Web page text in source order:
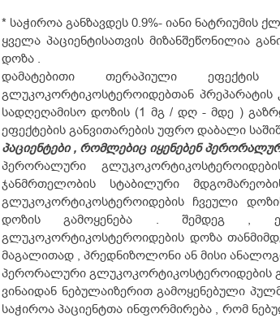
* საჭიროა განზავდეს 0.9%- იანი
ყველა პაციენტისათვის მიზანშეწონილია
დოზა .
დამატებითი თერაპიული
გლუკოკორტიკოსტეროიდებთან პრეპარატის
სადღეღამისო დოზის (1 მგ / დღ - მდე )
ეფექტების განვითარების უფრო დაბალი
პაციენტები , რომლებიც იყენებენ
პერორალური
ჯანმრთელობის სტაბილური
გლუკოკორტიკოსტეროიდების ჩვეული
დოზის გამოყენება . შემდეგ ,
გლუკოკორტიკოსტეროიდების დოზა
მაგალითად , პრედნიზოლონი ან მისი
პერორალური გლუკოკორტიკოსტეროიდების
ვინაიდან ნებულაიზერით გამოყენებული
საჭიროა პაციენტთა ინფორმირება , რომ